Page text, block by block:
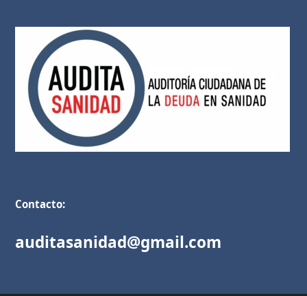
Contacto:
auditasanidad@gmail.com